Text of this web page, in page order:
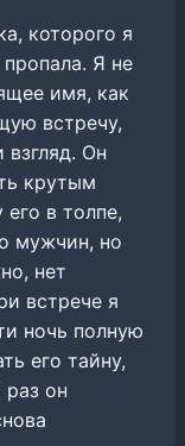
которого я
Я не
имя, как
встречу,
взгляд. Он
крутым
в толпе,
мужчин, но
нет
встрече я
ночь полную
его тайну,
он